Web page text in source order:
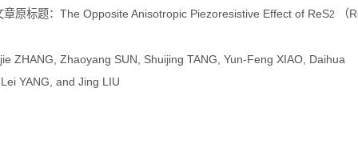
原标题：The Opposite Anisotropic Piezoresistive Effect of ReS2 （
ZHANG, Zhaoyang SUN, Shuijing TANG, Yun-Feng XIAO, Daihua
YANG, and Jing LIU